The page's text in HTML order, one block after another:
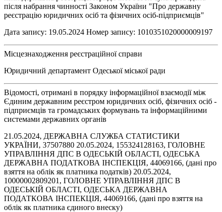
після набрання чинності Законом України "Про державну
реєстрацію юридичних осіб та фізичних осіб-підприємців"
Дата запису: 19.05.2024 Номер запису: 1010351020000009197
Місцезнаходження реєстраційної справи
Юридичний департамент Одеської міської ради
Відомості, отримані в порядку інформаційної взаємодії між
Єдиним державним реєстром юридичних осіб, фізичних осіб -
підприємців та громадських формувань та інформаційними
системами державних органів
21.05.2024, ДЕРЖАВНА СЛУЖБА СТАТИСТИКИ
УКРАЇНИ, 37507880 20.05.2024, 155324128163, ГОЛОВНЕ
УПРАВЛІННЯ ДПС В ОДЕСЬКІЙ ОБЛАСТІ, ОДЕСЬКА
ДЕРЖАВНА ПОДАТКОВА ІНСПЕКЦІЯ, 44069166, (дані про
взяття на облік як платника податків) 20.05.2024,
10000002809201, ГОЛОВНЕ УПРАВЛІННЯ ДПС В
ОДЕСЬКІЙ ОБЛАСТІ, ОДЕСЬКА ДЕРЖАВНА
ПОДАТКОВА ІНСПЕКЦІЯ, 44069166, (дані про взяття на
облік як платника єдиного внеску)